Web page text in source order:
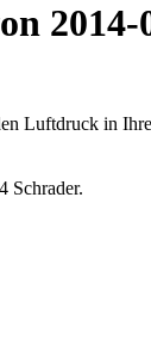
2014-
Luftdruck in
Schrader.